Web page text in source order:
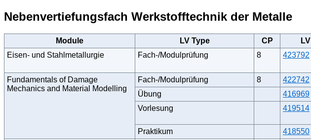
Nebenvertiefungsfach Werkstofftechnik der Metalle
Module LV Type CP LV
Eisen- und Stahlmetallurgie
Fach-/Modulprüfung 8 423792
Fundamentals of Damage
Mechanics and Material Modelling
Fach-/Modulprüfung 8
422742
Übung
416969
Vorlesung
419514
Praktikum
418550